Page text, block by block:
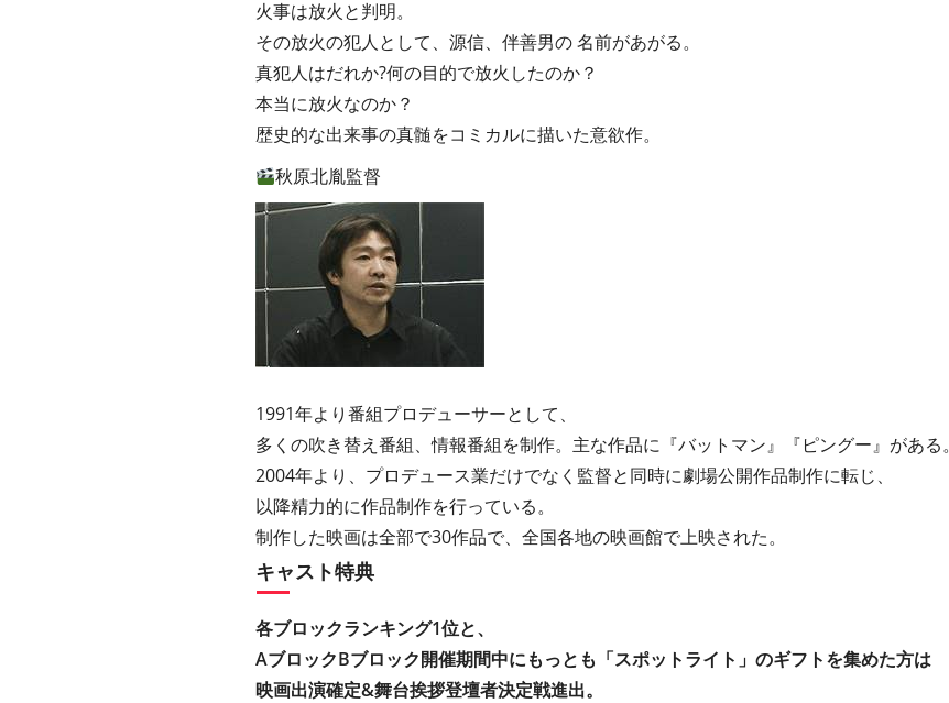
火事は放火と判明。
その放火の犯人として、源信、伴善男の 名前があがる。
真犯人はだれか?何の目的で放火したのか？
本当に放火なのか？
歴史的な出来事の真髄をコミカルに描いた意欲作。
秋原北胤監督
1991年より番組プロデューサーとして、
多くの吹き替え番組、情報番組を制作。主な作品に『バットマン』『ピングー』がある。
2004年より、プロデュース業だけでなく監督と同時に劇場公開作品制作に転じ、
以降精力的に作品制作を行っている。
制作した映画は全部で30作品で、全国各地の映画館で上映された。
キャスト特典
各ブロックランキング1位と、
AブロックBブロック開催期間中にもっとも「スポットライト」のギフトを集めた方は
映画出演確定&舞台挨拶登壇者決定戦進出。